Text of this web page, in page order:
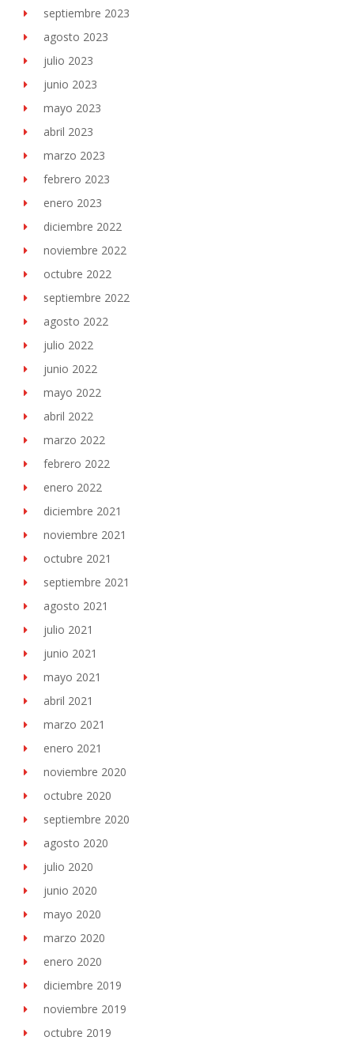
septiembre 2023
agosto 2023
julio 2023
junio 2023
mayo 2023
abril 2023
marzo 2023
febrero 2023
enero 2023
diciembre 2022
noviembre 2022
octubre 2022
septiembre 2022
agosto 2022
julio 2022
junio 2022
mayo 2022
abril 2022
marzo 2022
febrero 2022
enero 2022
diciembre 2021
noviembre 2021
octubre 2021
septiembre 2021
agosto 2021
julio 2021
junio 2021
mayo 2021
abril 2021
marzo 2021
enero 2021
noviembre 2020
octubre 2020
septiembre 2020
agosto 2020
julio 2020
junio 2020
mayo 2020
marzo 2020
enero 2020
diciembre 2019
noviembre 2019
octubre 2019